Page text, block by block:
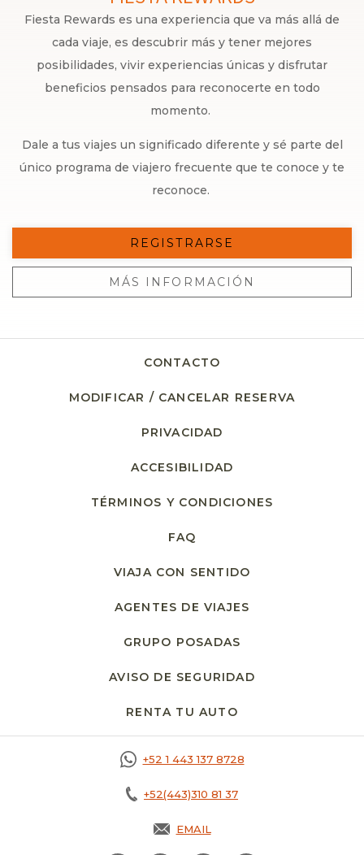
Fiesta Rewards es una experiencia que va más allá de
cada viaje, es descubrir más y tener mejores
posibilidades, vivir experiencias únicas y disfrutar
beneficios pensados para reconocerte en todo
momento.
Dale a tus viajes un significado diferente y sé parte del
único programa de viajero frecuente que te conoce y te
reconoce.
REGISTRARSE
MÁS INFORMACIÓN
CONTACTO
MODIFICAR / CANCELAR RESERVA
PRIVACIDAD
ACCESIBILIDAD
TÉRMINOS Y CONDICIONES
FAQ
VIAJA CON SENTIDO
AGENTES DE VIAJES
GRUPO POSADAS
AVISO DE SEGURIDAD
RENTA TU AUTO
+52 1 443 137 8728
+52(443)310 81 37
EMAIL